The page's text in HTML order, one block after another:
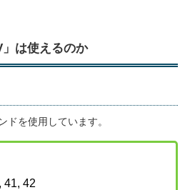
は使えるのか
ドを使用しています。
41, 42